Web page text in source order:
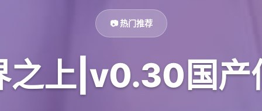
📷 热门推荐
之上|v0.30国产